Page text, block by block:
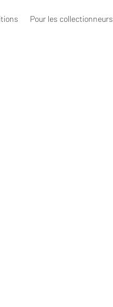
Pour les collectionneurs